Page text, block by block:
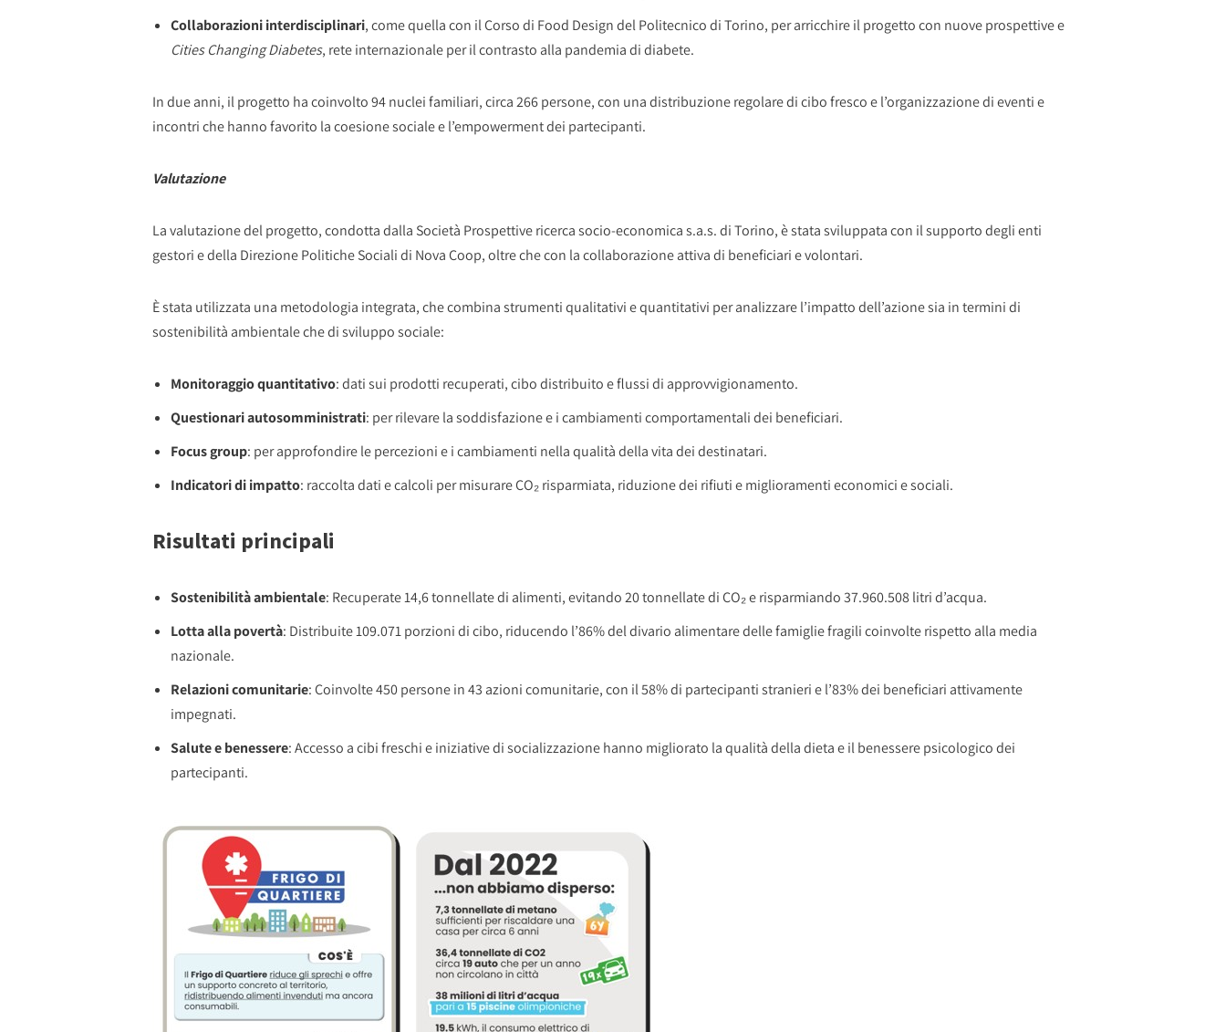
Collaborazioni interdisciplinari, come quella con il Corso di Food Design del Politecnico di Torino, per arricchire il progetto con nuove prospettive e
Cities Changing Diabetes, rete internazionale per il contrasto alla pandemia di diabete.
In due anni, il progetto ha coinvolto 94 nuclei familiari, circa 266 persone, con una distribuzione regolare di cibo fresco e l’organizzazione di eventi e
incontri che hanno favorito la coesione sociale e l’empowerment dei partecipanti.
Valutazione
La valutazione del progetto, condotta dalla Società Prospettive ricerca socio-economica s.a.s. di Torino, è stata sviluppata con il supporto degli enti
gestori e della Direzione Politiche Sociali di Nova Coop, oltre che con la collaborazione attiva di beneficiari e volontari.
È stata utilizzata una metodologia integrata, che combina strumenti qualitativi e quantitativi per analizzare l’impatto dell’azione sia in termini di
sostenibilità ambientale che di sviluppo sociale:
Monitoraggio quantitativo: dati sui prodotti recuperati, cibo distribuito e flussi di approvvigionamento.
Questionari autosomministrati: per rilevare la soddisfazione e i cambiamenti comportamentali dei beneficiari.
Focus group: per approfondire le percezioni e i cambiamenti nella qualità della vita dei destinatari.
Indicatori di impatto: raccolta dati e calcoli per misurare CO₂ risparmiata, riduzione dei rifiuti e miglioramenti economici e sociali.
Risultati principali
Sostenibilità ambientale: Recuperate 14,6 tonnellate di alimenti, evitando 20 tonnellate di CO₂ e risparmiando 37.960.508 litri d’acqua.
Lotta alla povertà: Distribuite 109.071 porzioni di cibo, riducendo l’86% del divario alimentare delle famiglie fragili coinvolte rispetto alla media
nazionale.
Relazioni comunitarie: Coinvolte 450 persone in 43 azioni comunitarie, con il 58% di partecipanti stranieri e l’83% dei beneficiari attivamente
impegnati.
Salute e benessere: Accesso a cibi freschi e iniziative di socializzazione hanno migliorato la qualità della dieta e il benessere psicologico dei
partecipanti.